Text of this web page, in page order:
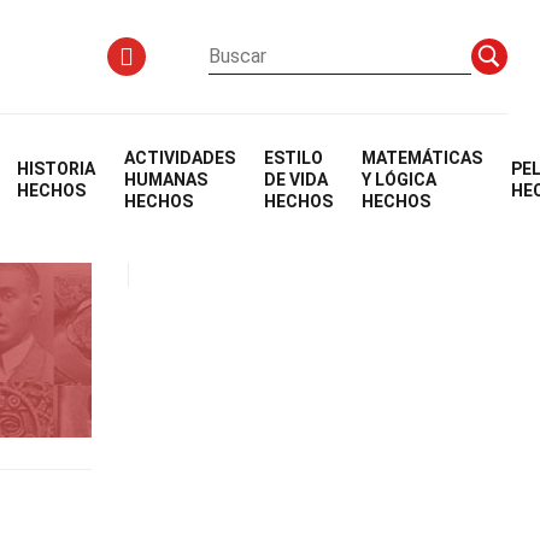
HISTORIA
HECHOS
ACTIVIDADES
HUMANAS
HECHOS
ESTILO
DE VIDA
HECHOS
MATEMÁTICAS
Y LÓGICA
HECHOS